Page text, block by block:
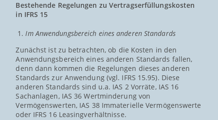
Bestehende Regelungen zu Vertragserfüllungskosten
in IFRS 15
Im Anwendungsbereich eines anderen Standards
Zunächst ist zu betrachten, ob die Kosten in den
Anwendungsbereich eines anderen Standards fallen,
denn dann kommen die Regelungen dieses anderen
Standards zur Anwendung (vgl. IFRS 15.95). Diese
anderen Standards sind u.a. IAS 2 Vorräte, IAS 16
Sachanlagen, IAS 36 Wertminderung von
Vermögenswerten, IAS 38 Immaterielle Vermögenswerte
oder IFRS 16 Leasingverhältnisse.